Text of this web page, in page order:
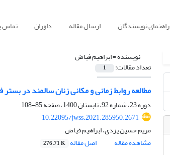
راهنمای نویسندگان ارسال مقاله داوران تماس
نویسنده =ابراهیم فیاض
تعداد مقالات: 1
مطالعه روابط زمانی و مکانی زنان سالمند در
دوره 23، شماره 92، تابستان 1400، صفحه
85-108
10.22095/jwss.2021.285950.2671
مریم حسین یزدی، ابراهیم فیاض
مشاهده مقاله
اصل مقاله 276.71 K